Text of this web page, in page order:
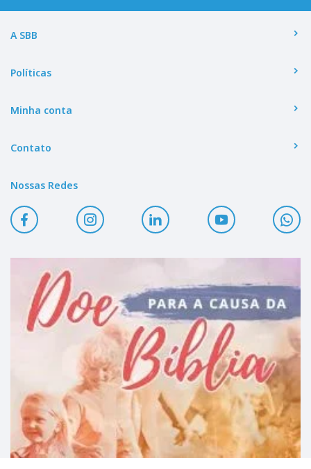
A SBB
Políticas
Minha conta
Contato
Nossas Redes